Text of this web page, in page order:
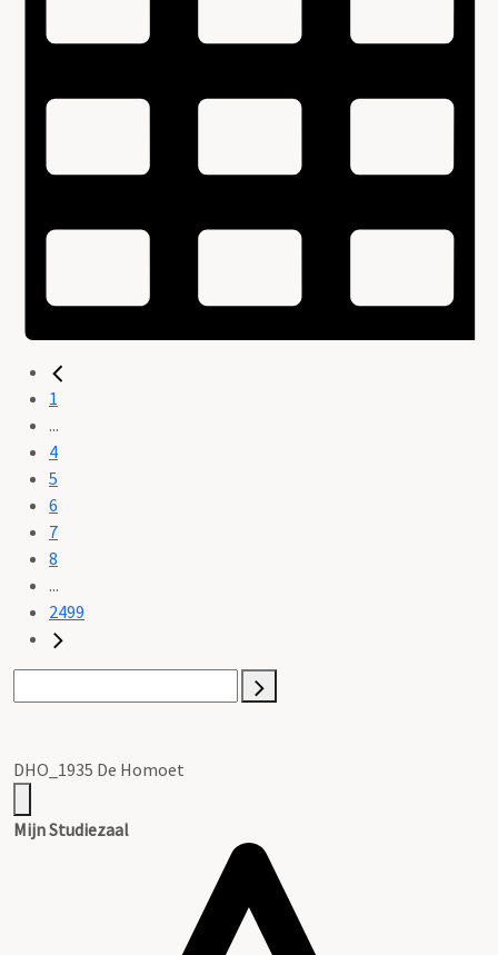
1
...
4
5
6
7
8
...
2499
DHO_1935 De Homoet
Mijn Studiezaal